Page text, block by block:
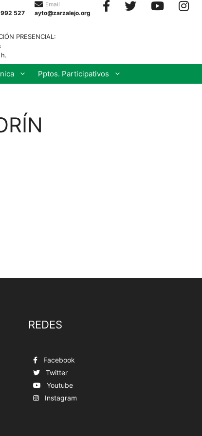
527
Email
ayto@zarzalejo.org
PRESENCIAL:
Pptos. Participativos
REDES
Facebook
Twitter
Youtube
Instagram